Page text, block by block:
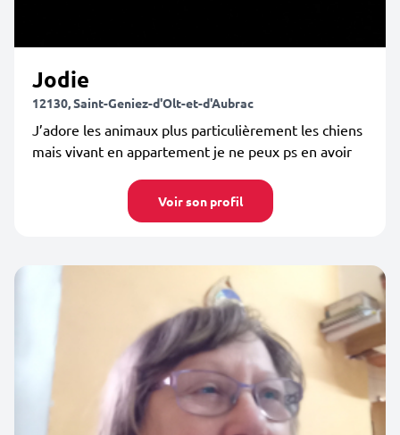
Jodie
12130, Saint-Geniez-d'Olt-et-d'Aubrac
J’adore les animaux plus particulièrement les chiens
mais vivant en appartement je ne peux ps en avoir
Voir son profil